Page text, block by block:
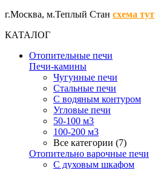
г.Москва, м.Теплый Стан схема тут
КАТАЛОГ
Отопительные печи
Печи-камины
Чугунные печи
Стальные печи
С водяным контуром
Угловые печи
50-100 м3
100-200 м3
Все категории (7)
Отопительно варочные печи
С духовым шкафом